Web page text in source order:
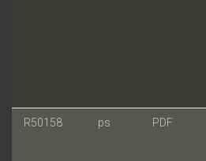
R50158 ps PDF